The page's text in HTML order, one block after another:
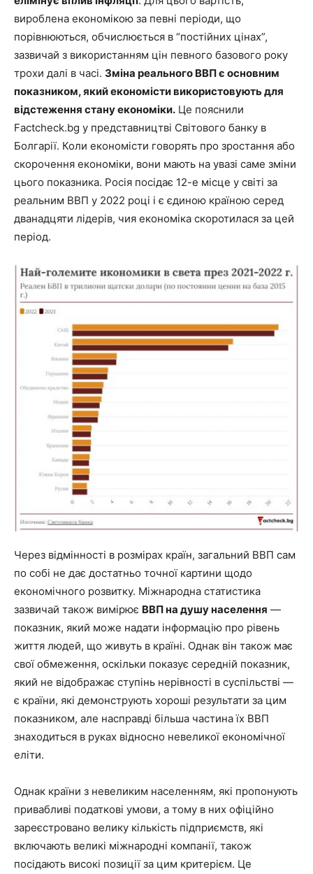
вироблена економікою за певні періоди, що
порівнюються, обчислюється в “постійних цінах”,
зазвичай з використанням цін певного базового року
трохи далі в часі. Зміна реального ВВП є основним
показником, який економісти використовують для
відстеження стану економіки. Це пояснили
Factcheck.bg у представництві Світового банку в
Болгарії. Коли економісти говорять про зростання або
скорочення економіки, вони мають на увазі саме зміни
цього показника. Росія посідає 12-е місце у світі за
реальним ВВП у 2022 році і є єдиною країною серед
дванадцяти лідерів, чия економіка скоротилася за цей
період.
Через відмінності в розмірах країн, загальний ВВП сам
по собі не дає достатньо точної картини щодо
економічного розвитку. Міжнародна статистика
зазвичай також вимірює ВВП на душу населення —
показник, який може надати інформацію про рівень
життя людей, що живуть в країні. Однак він також має
свої обмеження, оскільки показує середній показник,
який не відображає ступінь нерівності в суспільстві —
є країни, які демонструють хороші результати за цим
показником, але насправді більша частина їх ВВП
знаходиться в руках відносно невеликої економічної
еліти.
Однак країни з невеликим населенням, які пропонують
привабливі податкові умови, а тому в них офіційно
зареєстровано велику кількість підприємств, які
включають великі міжнародні компанії, також
посідають високі позиції за цим критерієм. Це